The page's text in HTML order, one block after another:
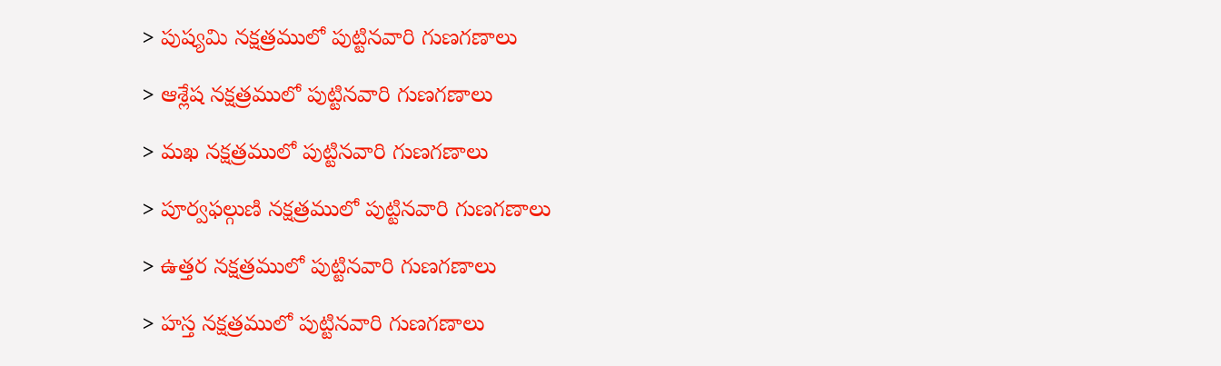
> పుష్యమి నక్షత్రములో పుట్టినవారి గుణగణాలు
> ఆశ్లేష నక్షత్రములో పుట్టినవారి గుణగణాలు
> మఖ నక్షత్రములో పుట్టినవారి గుణగణాలు
> పూర్వఫల్గుణి నక్షత్రములో పుట్టినవారి గుణగణాలు
> ఉత్తర నక్షత్రములో పుట్టినవారి గుణగణాలు
> హస్త నక్షత్రములో పుట్టినవారి గుణగణాలు